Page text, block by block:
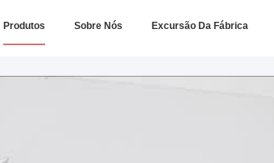
Produtos Sobre Nós Excursão Da Fábrica